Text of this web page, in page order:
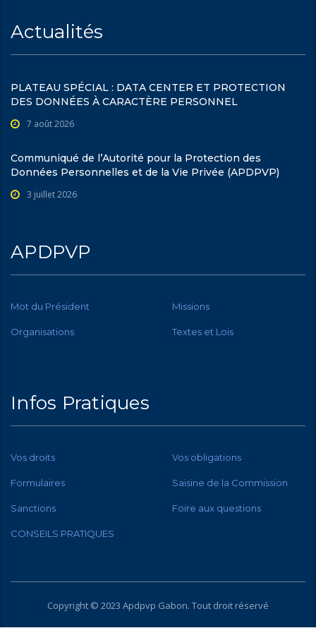
Actualités
PLATEAU SPÉCIAL : DATA CENTER ET PROTECTION
DES DONNÉES À CARACTÈRE PERSONNEL
7 août 2026
Communiqué de l’Autorité pour la Protection des
Données Personnelles et de la Vie Privée (APDPVP)
3 juillet 2026
APDPVP
Mot du Président Missions
Organisations Textes et Lois
Infos Pratiques
Vos droits Vos obligations
Formulaires Saisine de la Commission
Sanctions Foire aux questions
CONSEILS PRATIQUES
Copyright © 2023 Apdpvp Gabon. Tout droit réservé